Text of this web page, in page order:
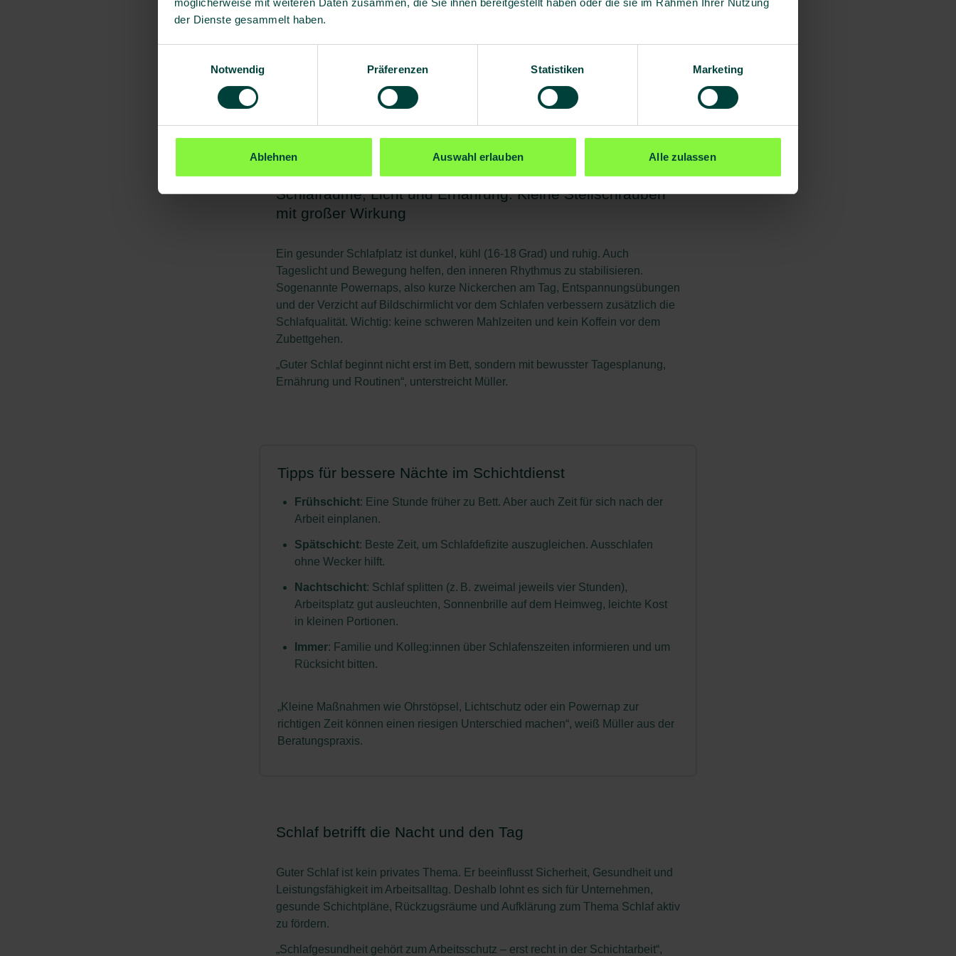
der Dienste gesammelt haben.
Notwendig
Präferenzen Statistiken Marketing
Ablehnen Auswahl erlauben Alle zulassen
unter Nachtschichten, weil sie nicht einfach in den Tag-Nacht-Rhythmus
wechseln können. „Eulen“ kommen mit Nachtschichten oft besser klar. Wer
seinen Chronotyp kennt, kann Schlafzeiten besser anpassen und sich gezielter
„Es hilft enorm, den eigenen Schlaftyp zu kennen. Das macht Schichtplanung
nicht nur gesünder, sondern auch fairer“, betont die Beraterin
Schlafräume, Licht und Ernährung: Kleine Stellschrauben
mit großer Wirkung
Ein gesunder Schlafplatz ist dunkel, kühl (16-18 Grad) und ruhig. Auch
Tageslicht und Bewegung helfen, den inneren Rhythmus zu stabilisieren.
Sogenannte Powernaps, also kurze Nickerchen am Tag, Entspannungsübungen
und der Verzicht auf Bildschirmlicht vor dem Schlafen verbessern zusätzlich die
Schlafqualität. Wichtig: keine schweren Mahlzeiten und kein Koffein vor dem
Zubettgehen.
„Guter Schlaf beginnt nicht erst im Bett, sondern mit bewusster Tagesplanung,
Ernährung und Routinen“, unterstreicht Müller.
Tipps für bessere Nächte im Schichtdienst
Frühschicht: Eine Stunde früher zu Bett. Aber auch Zeit für sich nach der
Arbeit einplanen.
Spätschicht: Beste Zeit, um Schlafdefizite auszugleichen. Ausschlafen
ohne Wecker hilft.
Nachtschicht: Schlaf splitten (z. B. zweimal jeweils vier Stunden),
Arbeitsplatz gut ausleuchten, Sonnenbrille auf dem Heimweg, leichte Kost
in kleinen Portionen.
Immer: Familie und Kolleg:innen über Schlafenszeiten informieren und um
Rücksicht bitten.
„Kleine Maßnahmen wie Ohrstöpsel, Lichtschutz oder ein Powernap zur
richtigen Zeit können einen riesigen Unterschied machen“, weiß Müller aus der
Beratungspraxis.
Schlaf betrifft die Nacht und den Tag
Guter Schlaf ist kein privates Thema. Er beeinflusst Sicherheit, Gesundheit und
Leistungsfähigkeit im Arbeitsalltag. Deshalb lohnt es sich für Unternehmen,
gesunde Schichtpläne, Rückzugsräume und Aufklärung zum Thema Schlaf aktiv
zu fördern.
„Schlafgesundheit gehört zum Arbeitsschutz – erst recht in der Schichtarbeit“,